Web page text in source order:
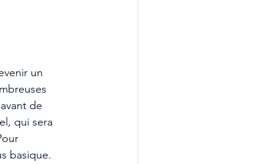
un
de
qui sera
basique.